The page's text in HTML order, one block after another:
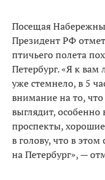
Посещая
Президент РФ
птичьего полета
Петербург. «Я к вам
уже стемнело, в 5
внимание на то, что
выглядит,
проспекты,
в голову, что в
на Петербург», —